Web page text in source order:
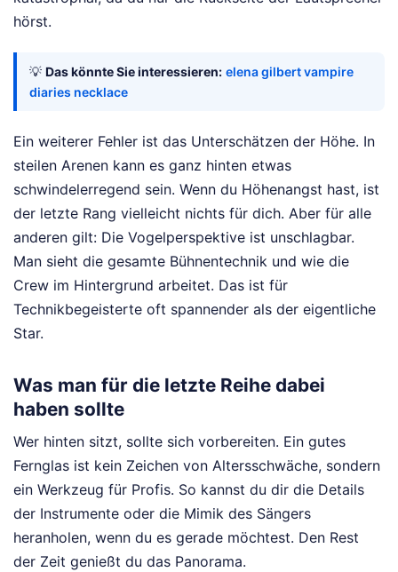
hörst.
💡 Das könnte Sie interessieren: elena gilbert vampire
diaries necklace
Ein weiterer Fehler ist das Unterschätzen der Höhe. In
steilen Arenen kann es ganz hinten etwas
schwindelerregend sein. Wenn du Höhenangst hast, ist
der letzte Rang vielleicht nichts für dich. Aber für alle
anderen gilt: Die Vogelperspektive ist unschlagbar.
Man sieht die gesamte Bühnentechnik und wie die
Crew im Hintergrund arbeitet. Das ist für
Technikbegeisterte oft spannender als der eigentliche
Star.
Was man für die letzte Reihe dabei
haben sollte
Wer hinten sitzt, sollte sich vorbereiten. Ein gutes
Fernglas ist kein Zeichen von Altersschwäche, sondern
ein Werkzeug für Profis. So kannst du dir die Details
der Instrumente oder die Mimik des Sängers
heranholen, wenn du es gerade möchtest. Den Rest
der Zeit genießt du das Panorama.